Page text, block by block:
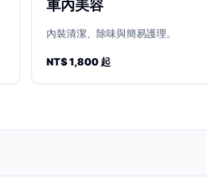
車內美容
內裝清潔、除味與簡易護理。
NT$ 1,800 起